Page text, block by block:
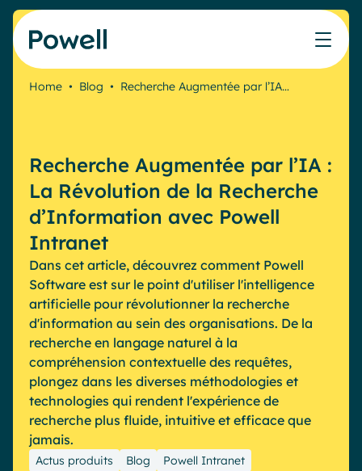
Skip to content
Communication interne
Ressources Humaines
Industries
Service public
Pharma & Santé
Banque & Finance
Industrie
ProduitsPowell Governance
Les cas d'usage
Communication interne
Knowledge Management
Engagement employés
Plateforme connectée
IA Digital Workplace augmentée
Hub digital
Partenaires
Devenir partenaire
Microsoft x Powell = ♡
Partenaire Microsoft
Partenaire Bleu
Tarification
Nos clients
Notre accompagnement
Resources
Évaluer mon intranet
Blog
Evénements
Webinaires
Livres blancs
Home • Blog • Recherche Augmentée par l’IA…
Recherche Augmentée par l’IA :
La Révolution de la Recherche
d’Information avec Powell
Intranet
Dans cet article, découvrez comment Powell
Software est sur le point d'utiliser l'intelligence
artificielle pour révolutionner la recherche
d'information au sein des organisations. De la
recherche en langage naturel à la
compréhension contextuelle des requêtes,
plongez dans les diverses méthodologies et
technologies qui rendent l'expérience de
recherche plus fluide, intuitive et efficace que
jamais.
Actus produits Blog Powell Intranet